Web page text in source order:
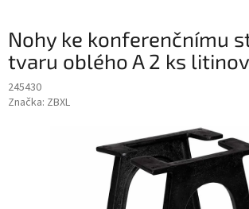
Nohy ke konferenčnímu
tvaru oblého A 2 ks
245430
Značka: ZBXL